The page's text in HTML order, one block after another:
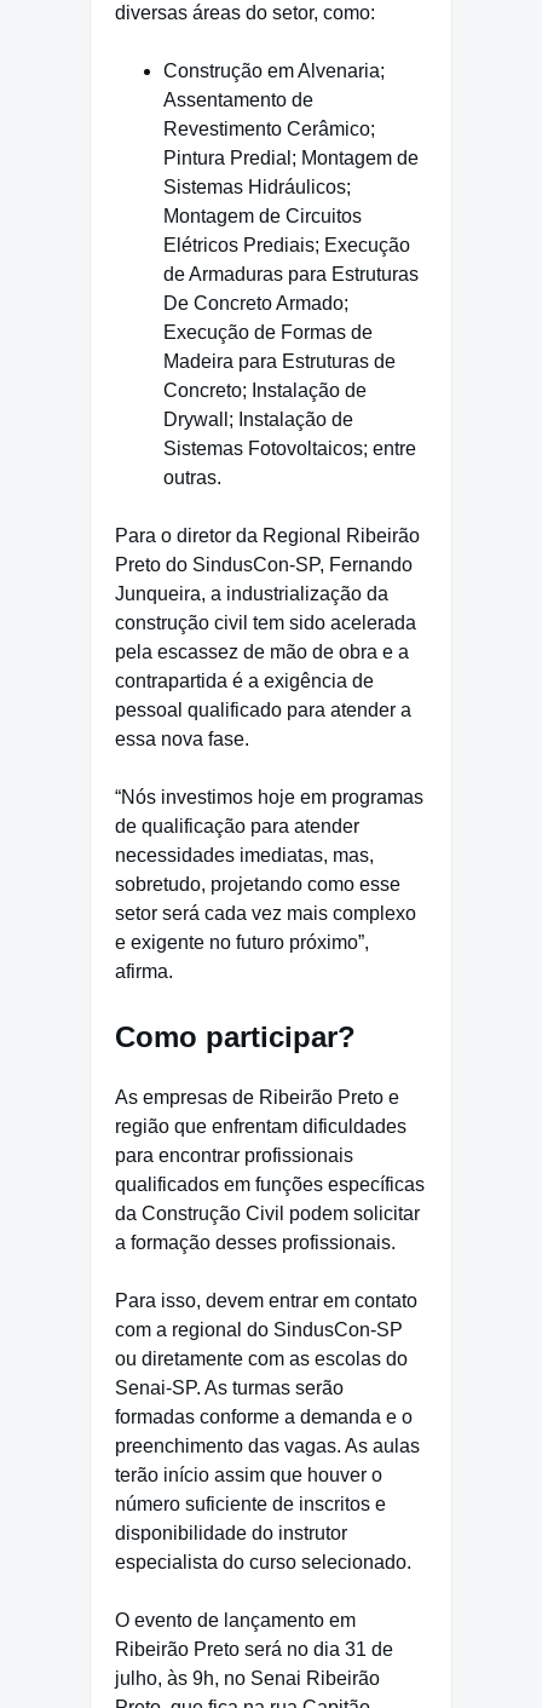
diversas áreas do setor, como:
Construção em Alvenaria;
Assentamento de
Revestimento Cerâmico;
Pintura Predial; Montagem de
Sistemas Hidráulicos;
Montagem de Circuitos
Elétricos Prediais; Execução
de Armaduras para Estruturas
De Concreto Armado;
Execução de Formas de
Madeira para Estruturas de
Concreto; Instalação de
Drywall; Instalação de
Sistemas Fotovoltaicos; entre
outras.
Para o diretor da Regional Ribeirão
Preto do SindusCon-SP, Fernando
Junqueira, a industrialização da
construção civil tem sido acelerada
pela escassez de mão de obra e a
contrapartida é a exigência de
pessoal qualificado para atender a
essa nova fase.
“Nós investimos hoje em programas
de qualificação para atender
necessidades imediatas, mas,
sobretudo, projetando como esse
setor será cada vez mais complexo
e exigente no futuro próximo”,
afirma.
Como participar?
As empresas de Ribeirão Preto e
região que enfrentam dificuldades
para encontrar profissionais
qualificados em funções específicas
da Construção Civil podem solicitar
a formação desses profissionais.
Para isso, devem entrar em contato
com a regional do SindusCon-SP
ou diretamente com as escolas do
Senai-SP. As turmas serão
formadas conforme a demanda e o
preenchimento das vagas. As aulas
terão início assim que houver o
número suficiente de inscritos e
disponibilidade do instrutor
especialista do curso selecionado.
O evento de lançamento em
Ribeirão Preto será no dia 31 de
julho, às 9h, no Senai Ribeirão